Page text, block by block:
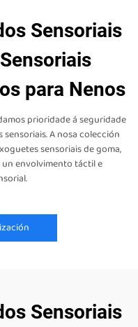
Sensoriais
para Nenos
prioridade á seguridade
A nosa colección
sensoriais de goma,
envolvimento táctil e
Sensoriais